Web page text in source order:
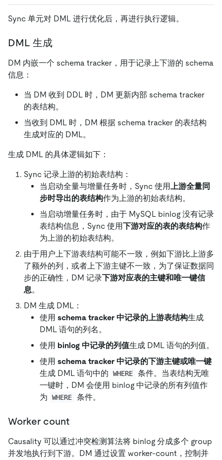
Sync 单元对 DML 进行优化后，再进行执行逻辑。
DML 生成
DM 内嵌一个 schema tracker，用于记录上下游的 schema
信息：
当 DM 收到 DDL 时，DM 更新内部 schema tracker
的表结构。
当收到 DML 时，DM 根据 schema tracker 的表结构
生成对应的 DML。
生成 DML 的具体逻辑如下：
Sync 记录上游的初始表结构：
当启动全量与增量任务时，Sync 使用上游全量同
步时导出的表结构作为上游的初始表结构。
当启动增量任务时，由于 MySQL binlog 没有记录
表结构信息，Sync 使用下游对应的表的表结构作
为上游的初始表结构。
由于用户上下游表结构可能不一致，例如下游比上游多
了额外的列，或者上下游主键不一致，为了保证数据同
步的正确性，DM 记录下游对应表的主键和唯一键信
息。
DM 生成 DML：
使用 schema tracker 中记录的上游表结构生成
DML 语句的列名。
使用 binlog 中记录的列值生成 DML 语句的列值。
使用 schema tracker 中记录的下游主键或唯一键
生成 DML 语句中的
WHERE
条件。当表结构无唯
一键时，DM 会使用 binlog 中记录的所有列值作
为
WHERE 条件。
Worker count
Causality 可以通过冲突检测算法将 binlog 分成多个 group
并发地执行到下游。DM 通过设置 worker-count，控制并